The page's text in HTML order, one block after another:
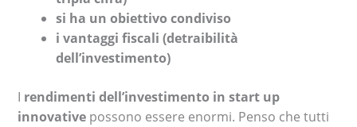
si ha un obiettivo condiviso
i vantaggi fiscali (detraibilità
dell’investimento)
I rendimenti dell’investimento in start up
innovative possono essere enormi. Penso che tutti